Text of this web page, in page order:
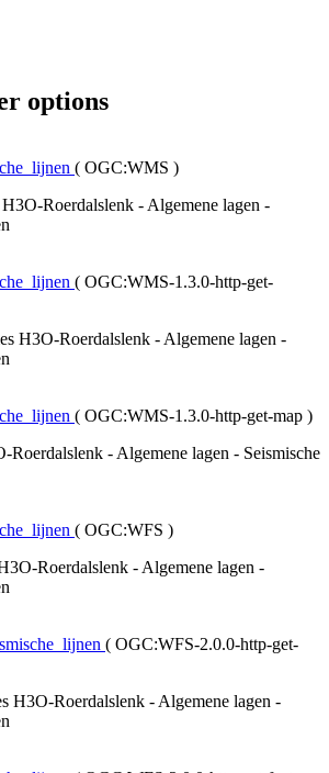
options
( OGC:WMS )
Roerdalslenk - Algemene lagen -
( OGC:WMS-1.3.0-http-get-
H3O-Roerdalslenk - Algemene lagen -
( OGC:WMS-1.3.0-http-get-map )
Roerdalslenk - Algemene lagen - Seismische
( OGC:WFS )
Roerdalslenk - Algemene lagen -
( OGC:WFS-2.0.0-http-get-
H3O-Roerdalslenk - Algemene lagen -